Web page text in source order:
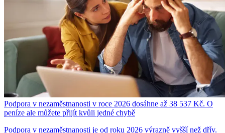
Podpora v nezaměstnanosti v roce 2026 dosáhne až 38 537 Kč. O
peníze ale můžete přijít kvůli jedné chybě
Podpora v nezaměstnanosti je od roku 2026 výrazně vyšší než dřív.